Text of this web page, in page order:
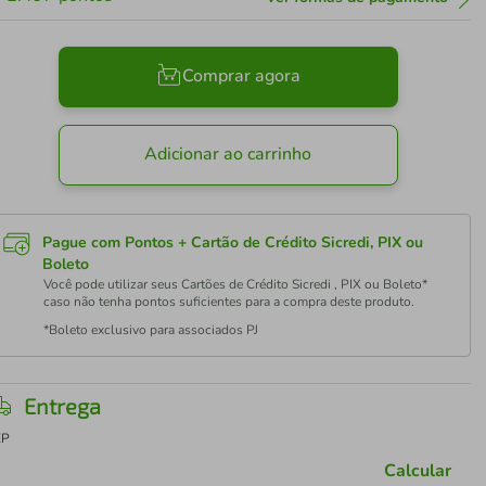
Comprar agora
Adicionar ao carrinho
Pague com Pontos + Cartão de Crédito Sicredi, PIX ou
Boleto
Você pode utilizar seus Cartões de Crédito Sicredi , PIX ou Boleto*
caso não tenha pontos suficientes para a compra deste produto.
*Boleto exclusivo para associados PJ
Entrega
Calcular